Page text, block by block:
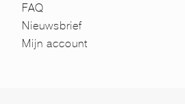
FAQ
Nieuwsbrief
Mijn account